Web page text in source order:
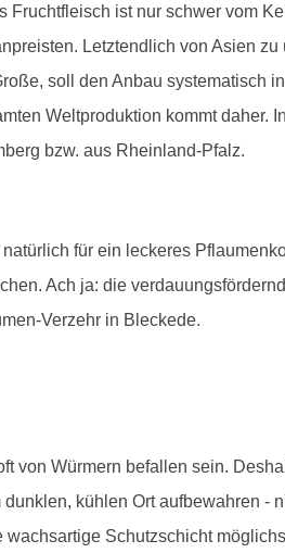
ist nur schwer vom
Letztendlich von Asien
soll den Anbau systematisch
Weltproduktion kommt daher.
bzw. aus Rheinland-Pfalz.
für ein leckeres
Ach ja: die
Verzehr in Bleckede.
von Würmern befallen sein.
kühlen Ort aufbewahren -
Schutzschicht